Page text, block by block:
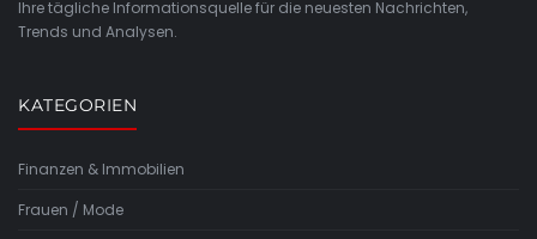
Ihre tägliche Informationsquelle für die neuesten Nachrichten,
Trends und Analysen.
KATEGORIEN
Finanzen & Immobilien
Frauen / Mode